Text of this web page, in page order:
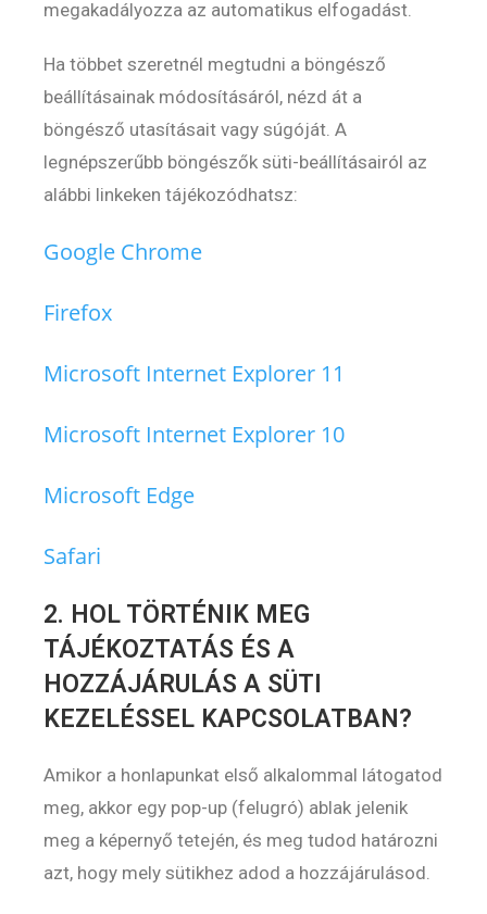
megakadályozza az automatikus elfogadást.
Ha többet szeretnél megtudni a böngésző
beállításainak módosításáról, nézd át a
böngésző utasításait vagy súgóját. A
legnépszerűbb böngészők süti-beállításairól az
alábbi linkeken tájékozódhatsz:
Google Chrome
Firefox
Microsoft Internet Explorer 11
Microsoft Internet Explorer 10
Microsoft Edge
Safari
2. HOL TÖRTÉNIK MEG
TÁJÉKOZTATÁS ÉS A
HOZZÁJÁRULÁS A SÜTI
KEZELÉSSEL KAPCSOLATBAN?
Amikor a honlapunkat első alkalommal látogatod
meg, akkor egy pop-up (felugró) ablak jelenik
meg a képernyő tetején, és meg tudod határozni
azt, hogy mely sütikhez adod a hozzájárulásod.